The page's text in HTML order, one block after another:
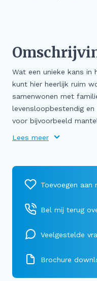
Wat een unieke kans in
kunt hier heerlijk ruim
samenwonen met
levensloopbestendig
voor bijvoorbeeld
Lees meer
Bel mij terug
Veelgestelde
Brochure